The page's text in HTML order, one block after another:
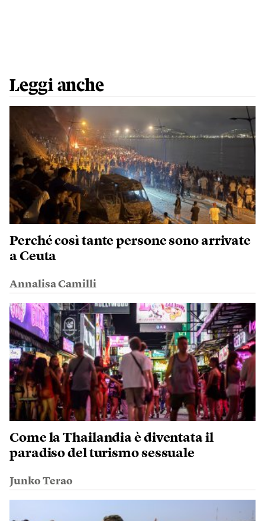
Leggi anche
Perché così tante persone sono arrivate
a Ceuta
Annalisa Camilli
Come la Thailandia è diventata il
paradiso del turismo sessuale
Junko Terao